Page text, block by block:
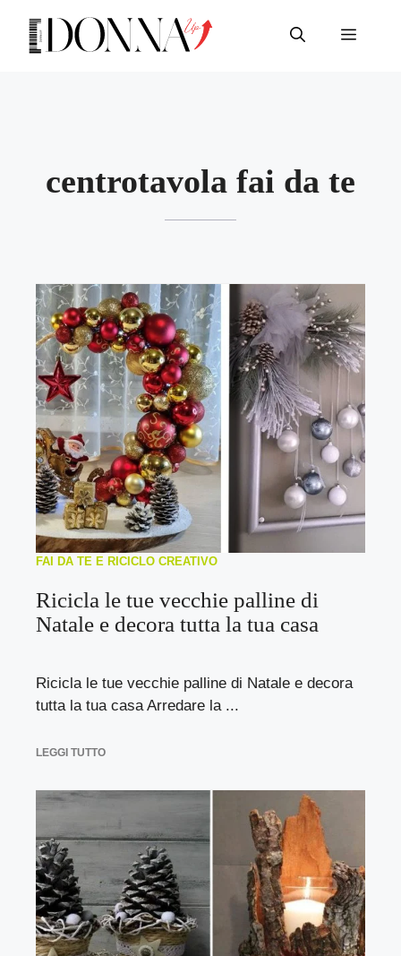
contenuto
Menu
centrotavola fai da te
FAI DA TE E RICICLO CREATIVO
Ricicla le tue vecchie palline di
Natale e decora tutta la tua casa
Ricicla le tue vecchie palline di Natale e decora
tutta la tua casa Arredare la ...
LEGGI TUTTO